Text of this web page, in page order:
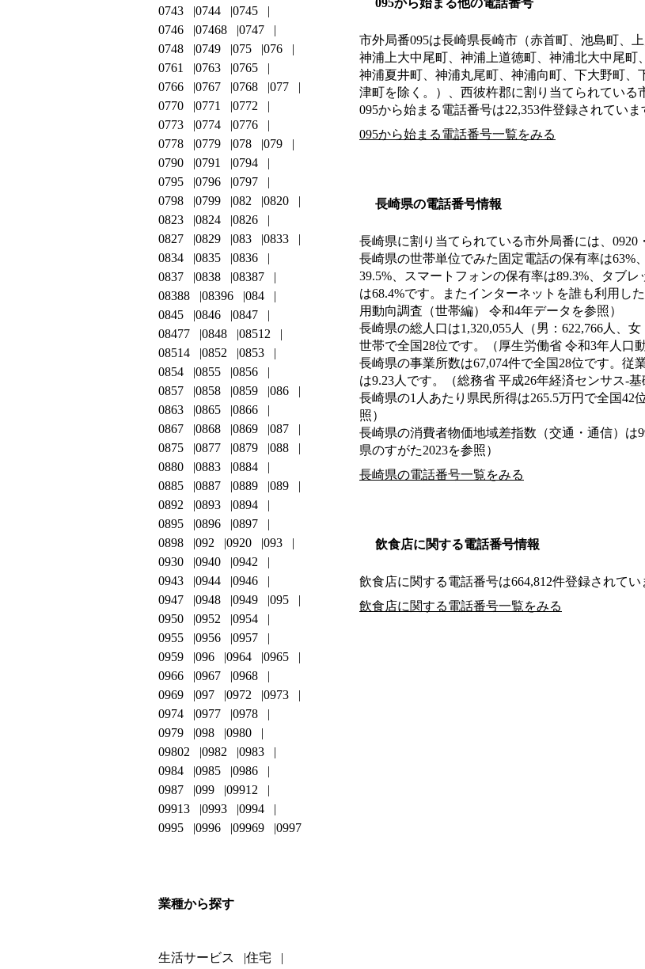
市外局番095は長崎県長崎市（赤首町、池島町、
神浦上大中尾町、神浦上道徳町、神浦北大中尾町
神浦夏井町、神浦丸尾町、神浦向町、下大野町
津町を除く。）、西彼杵郡に割り当てられている
095から始まる電話番号は22,353件登録されていま
095から始まる電話番号一覧をみる
長崎県の電話番号情報
長崎県に割り当てられている市外局番には、0920
長崎県の世帯単位でみた固定電話の保有率は63%
39.5%、スマートフォンの保有率は89.3%、タブ
は68.4%です。またインターネットを誰も利用し
用動向調査（世帯編） 令和4年データを参照）
長崎県の総人口は1,320,055人（男：622,766人、
世帯で全国28位です。（厚生労働省 令和3年人口
長崎県の事業所数は67,074件で全国28位です。従
は9.23人です。（総務省 平成26年経済センサス‐基
長崎県の1人あたり県民所得は265.5万円で全国
照）
長崎県の消費者物価地域差指数（交通・通信）は
県のすがた2023を参照）
長崎県の電話番号一覧をみる
飲食店に関する電話番号情報
飲食店に関する電話番号は664,812件登録されてい
飲食店に関する電話番号一覧をみる
0743
0744
0745
0746
07468
0747
0748
0749 075
076
0761
0763
0765
0766
0767 0768
077
0770
0771
0772
0773
0774
0776
0778
0779 078
079
0790
0791
0794
0795
0796
0797
0798
0799 082
0820
0823
0824
0826
0827
0829 083
0833
0834
0835
0836
0837
0838
08387
08388
08396
084
0845
0846
0847
08477
0848
08512
08514
0852
0853
0854
0855
0856
0857
0858 0859
086
0863
0865
0866
0867
0868 0869
087
0875
0877 0879
088
0880
0883
0884
0885
0887 0889
089
0892
0893
0894
0895
0896
0897
0898
092 0920
093
0930
0940
0942
0943
0944
0946
0947
0948 0949
095
0950
0952
0954
0955
0956
0957
0959
096 0964
0965
0966
0967
0968
0969
097 0972
0973
0974
0977
0978
0979
098
0980
09802
0982
0983
0984
0985
0986
0987
099
09912
09913
0993
0994
0995
0996 09969 0997
業種から探す
生活サービス 住宅